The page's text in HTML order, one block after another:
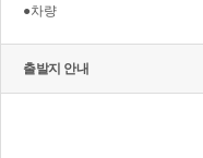
●차량
출발지 안내